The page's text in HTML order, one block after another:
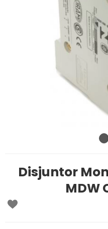
Disjuntor
MDW